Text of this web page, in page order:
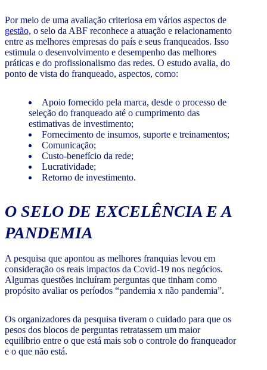
Por meio de uma avaliação criteriosa em vários aspectos de
gestão, o selo da ABF reconhece a atuação e relacionamento
entre as melhores empresas do país e seus franqueados. Isso
estimula o desenvolvimento e desempenho das melhores
práticas e do profissionalismo das redes. O estudo avalia, do
ponto de vista do franqueado, aspectos, como:
Apoio fornecido pela marca, desde o processo de
seleção do franqueado até o cumprimento das
estimativas de investimento;
Fornecimento de insumos, suporte e treinamentos;
Comunicação;
Custo-benefício da rede;
Lucratividade;
Retorno de investimento.
O SELO DE EXCELÊNCIA E A
PANDEMIA
A pesquisa que apontou as melhores franquias levou em
consideração os reais impactos da Covid-19 nos negócios.
Algumas questões incluíram perguntas que tinham como
propósito avaliar os períodos “pandemia x não pandemia”.
Os organizadores da pesquisa tiveram o cuidado para que os
pesos dos blocos de perguntas retratassem um maior
equilíbrio entre o que está mais sob o controle do franqueador
e o que não está.